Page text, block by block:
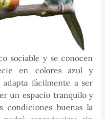
sociable y se conocen
en colores azul y
fácilmente a ser
un espacio tranquilo y
condiciones buenas la